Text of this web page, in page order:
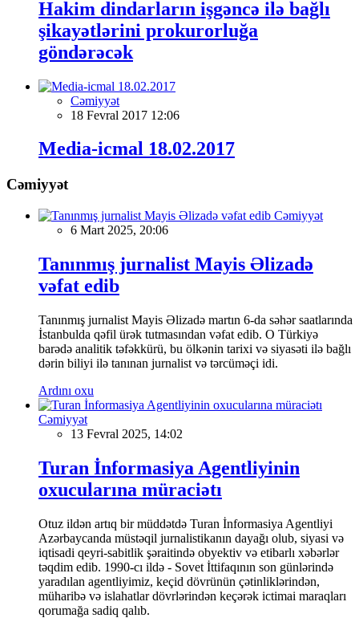
Hakim dindarların işgəncə ilə bağlı
şikayətlərini prokurorluğa
göndərəcək
Cəmiyyət
18 Fevral 2017 12:06
Media-icmal 18.02.2017
Cəmiyyət
Cəmiyyət
6 Mart 2025, 20:06
Tanınmış jurnalist Mayis Əlizadə
vəfat edib
Tanınmış jurnalist Mayis Əlizadə martın 6-da səhər saatlarında
İstanbulda qəfil ürək tutmasından vəfat edib. O Türkiyə
barədə analitik təfəkkürü, bu ölkənin tarixi və siyasəti ilə bağlı
dərin biliyi ilə tanınan jurnalist və tərcüməçi idi.
Ardını oxu
Cəmiyyət
13 Fevral 2025, 14:02
Turan İnformasiya Agentliyinin
oxucularına müraciətı
Otuz ildən artıq bir müddətdə Turan İnformasiya Agentliyi
Azərbaycanda müstəqil jurnalistikanın dayağı olub, siyasi və
iqtisadi qeyri-sabitlik şəraitində obyektiv və etibarlı xəbərlər
təqdim edib. 1990-cı ildə - Sovet İttifaqının son günlərində
yaradılan agentliyimiz, keçid dövrünün çətinliklərindən,
müharibə və islahatlar dövrlərindən keçərək ictimai maraqları
qorumağa sadiq qalıb.